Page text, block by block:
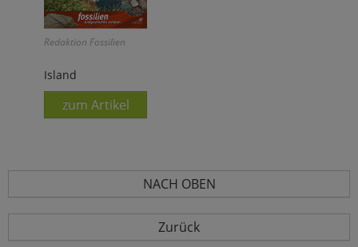
Redaktion Fossilien
Island
zum Artikel
NACH OBEN
Zurück